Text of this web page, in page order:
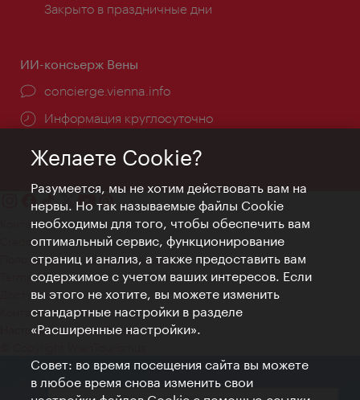
Закрыто в праздничные дни
ИИ-консьерж Вены
concierge.vienna.info
Информация круглосуточно
Контакт
Credits
Положение о конфиденциальности
Terms of Use
Доступность
Контакты для прессы
Настройки файлов Cookie
Желаете Cookie?
Разумеется, мы не хотим действовать вам на
нервы. Но так называемые файлы Cookie
необходимы для того, чтобы обеспечить вам
оптимальный сервис, функционирование
страниц и анализ, а также предоставить вам
содержимое с учетом ваших интересов. Если
вы этого не хотите, вы можете изменить
стандартные настройки в разделе
«Расширенные настройки».
Совет: во время посещения сайта вы можете
в любое время снова изменить свои